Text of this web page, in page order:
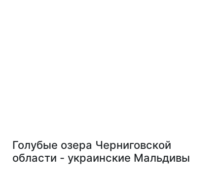
Голубые озера Черниговской
области - украинские Мальдивы